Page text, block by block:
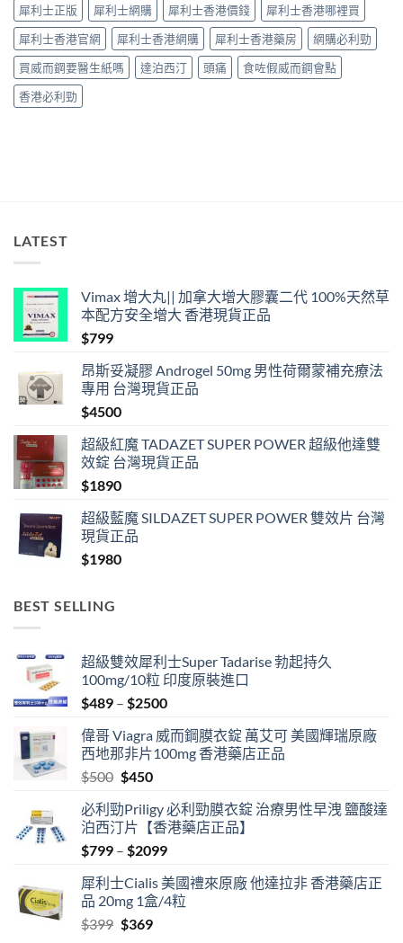
見
效、
最
長
36
小
時、
正
購
解
析〉
中
犀利士正版 犀利士網購 犀利士香港價錢
犀利士香港哪裡買
犀利士香港官網
犀利士香港網購 犀利士香港藥房
網購必利勁
買威而鋼要醫生紙嗎
達泊西汀 頭痛
食咗假威而鋼會點
香港必利勁
LATEST
Vimax 增大丸|| 加拿大增大膠囊二代 100%天然草
本配方安全增大 香港現貨正品
$799
昂斯妥凝膠 Androgel 50mg 男性荷爾蒙補充療法
專用 台灣現貨正品
$4500
超級紅魔 TADAZET SUPER POWER 超級他達雙
效錠 台灣現貨正品
$1890
超級藍魔 SILDAZET SUPER POWER 雙效片 台灣
現貨正品
$1980
BEST SELLING
超級雙效犀利士Super Tadarise 勃起持久
100mg/10粒 印度原裝進口
$489 – $2500Price
$489
through
偉哥 Viagra 威而鋼膜衣錠 萬艾可 美國輝瑞原廠
西地那非片100mg 香港藥店正品
$500 Original
was:
$500.
$450Current
is:
$450.
必利勁Priligy 必利勁膜衣錠 治療男性早洩 鹽酸達
泊西汀片【香港藥店正品】
$799 – $2099Price
$799
through
犀利士Cialis 美國禮來原廠 他達拉非 香港藥店正
品 20mg 1盒/4粒
$399 Original
$369Current